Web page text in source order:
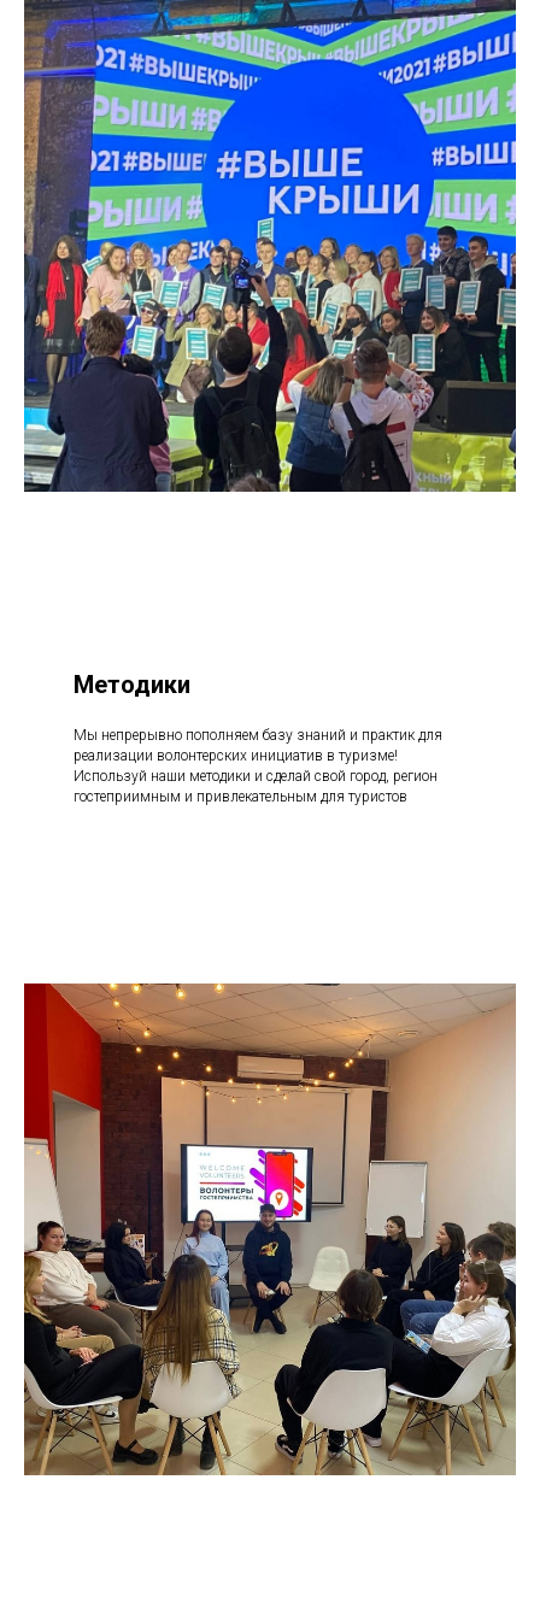
Методики
Мы непрерывно пополняем базу знаний и практик для
реализации волонтерских инициатив в туризме!
Используй наши методики и сделай свой город, регион
гостеприимным и привлекательным для туристов